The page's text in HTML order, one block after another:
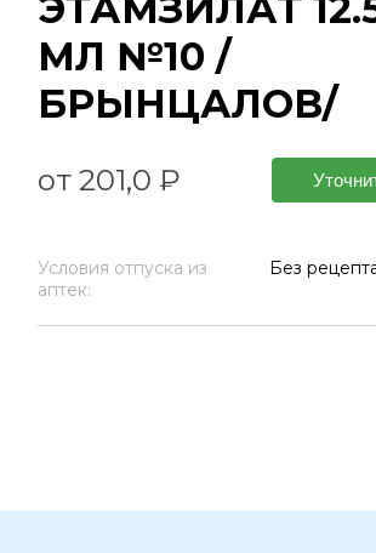
МЛ №10 /
БРЫНЦАЛОВ/
от 201,0 ₽
Условия отпуска из
аптек:
Без